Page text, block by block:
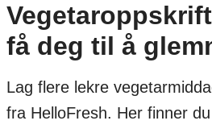
få deg til å
Lag flere lekre
fra HelloFresh. Her finner